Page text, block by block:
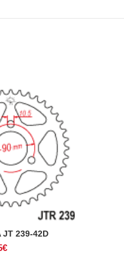
JT 239-42D
€